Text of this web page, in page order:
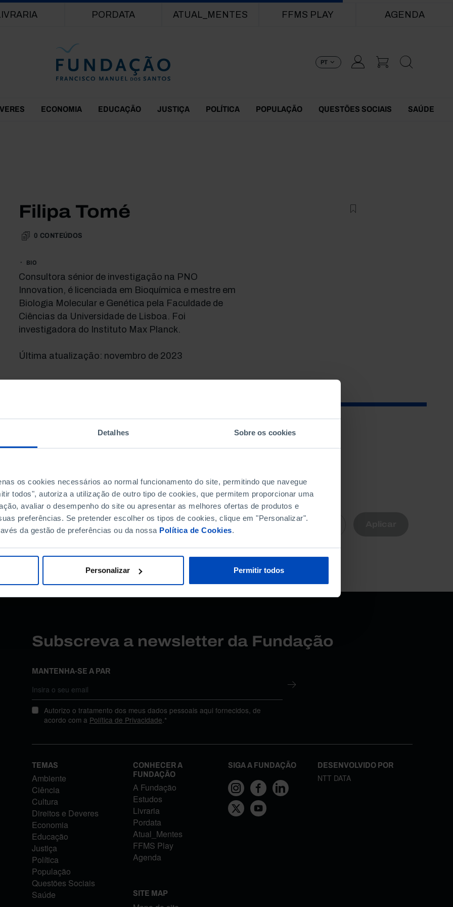
Detalhes Sobre os cookies
os cookies necessários ao normal funcionamento do site, permitindo que navegue
todos", autoriza a utilização de outro tipo de cookies, que permitem proporcionar uma
avaliar o desempenho do site ou apresentar as melhores ofertas de produtos e
preferências. Se pretender escolher os tipos de cookies, clique em "Personalizar".
da gestão de preferências ou da nossa Política de Cookies.
Personalizar Permitir todos
PORDATA ATUAL_MENTES FFMS PLAY AGENDA
PT
ECONOMIA EDUCAÇÃO JUSTIÇA POLÍTICA POPULAÇÃO QUESTÕES SOCIAIS SAÚDE
Filipa Tomé
0 CONTEÚDOS
BIO
Consultora sénior de investigação na PNO
Innovation, é licenciada em Bioquímica e mestre em
Biologia Molecular e Genética pela Faculdade de
Ciências da Universidade de Lisboa. Foi
investigadora do Instituto Max Planck.
Última atualização: novembro de 2023
TIPOLOGIA
Todos Mais relevante
para esta pesquisa.
Subscreva a newsletter da Fundação
MANTENHA-SE A PAR
Autorizo o tratamento dos meus dados pessoais aqui fornecidos, de
acordo com a Política de Privacidade.*
TEMAS
Ambiente
Ciência
Cultura
Direitos e Deveres
Economia
Educação
Justiça
Política
População
Questões Sociais
Saúde
CONHECER A
FUNDAÇÃO
A Fundação
Estudos
Livraria
Pordata
Atual_Mentes
FFMS Play
Agenda
SITE MAP
SIGA A FUNDAÇÃO DESENVOLVIDO POR
NTT DATA